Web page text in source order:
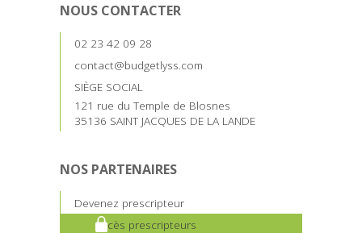
NOUS CONTACTER
02 23 42 09 28
contact@budgetlyss.com
SIÈGE SOCIAL
121 rue du Temple de Blosnes
35136 SAINT JACQUES DE LA LANDE
NOS PARTENAIRES
Devenez prescripteur
Accès prescripteurs